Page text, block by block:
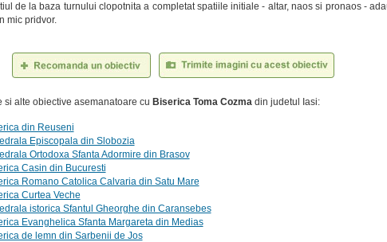
de la baza turnului clopotnita a completat spatiile initiale - altar, naos si pronaos -
mic pridvor.
si alte obiective asemanatoare cu Biserica Toma Cozmadin judetul Iasi:
din Reuseni
Episcopala din Slobozia
Ortodoxa Sfanta Adormire din Brasov
Casin din Bucuresti
Romano Catolica Calvaria din Satu Mare
Curtea Veche
istorica Sfantul Gheorghe din Caransebes
Evanghelica Sfanta Margareta din Medias
de lemn din Sarbenii de Jos